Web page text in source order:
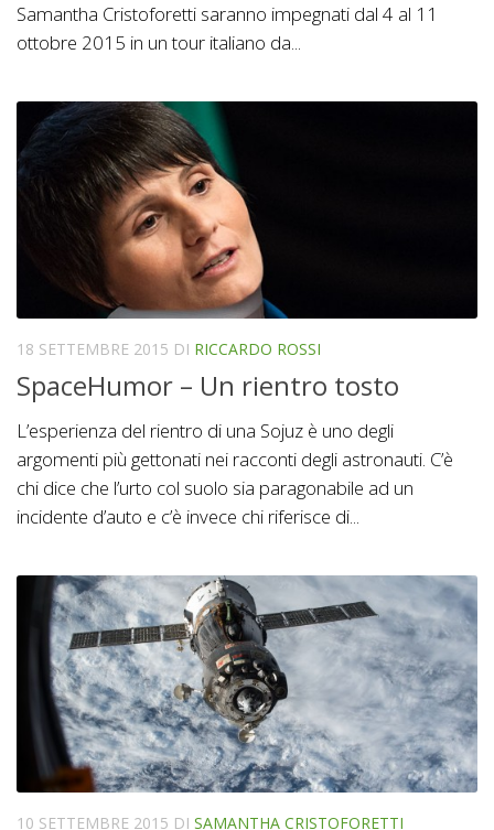
Samantha Cristoforetti saranno impegnati dal 4 al 11
ottobre 2015 in un tour italiano da...
18 SETTEMBRE 2015 DI RICCARDO ROSSI
SpaceHumor – Un rientro tosto
L’esperienza del rientro di una Sojuz è uno degli
argomenti più gettonati nei racconti degli astronauti. C’è
chi dice che l’urto col suolo sia paragonabile ad un
incidente d’auto e c’è invece chi riferisce di...
10 SETTEMBRE 2015 DI SAMANTHA CRISTOFORETTI